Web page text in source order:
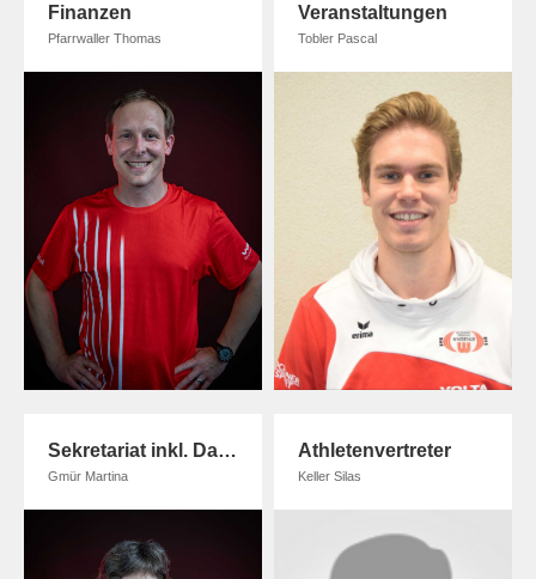
Finanzen
Pfarrwaller Thomas
Veranstaltungen
Tobler Pascal
Sekretariat inkl. Datenschutz
Gmür Martina
Athletenvertreter
Keller Silas